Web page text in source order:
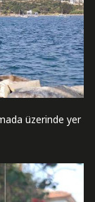
üzerinde yer